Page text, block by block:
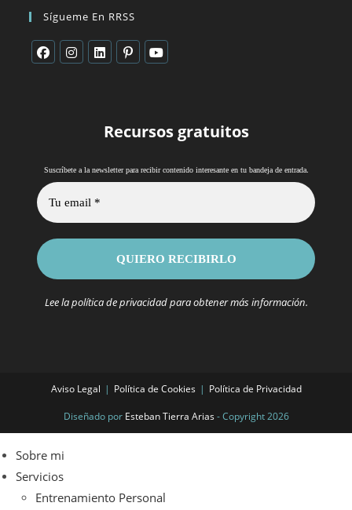
Sígueme En RRSS
pestañapestaña
una
pestaña
una
pestaña
una
pestaña
Recursos gratuitos
Suscríbete a la newsletter para recibir contenido interesante en tu bandeja de entrada.
Lee lapolítica de privacidadpara obtener más información.
Aviso Legal Política de Cookies Política de Privacidad
Diseñado por Esteban Tierra Arias- Copyright 2026
Sobre mi
Servicios
Entrenamiento Personal